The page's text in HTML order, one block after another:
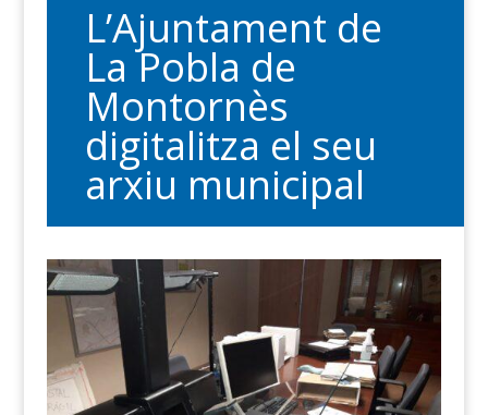
L’Ajuntament de
La Pobla de
Montornès
digitalitza el seu
arxiu municipal